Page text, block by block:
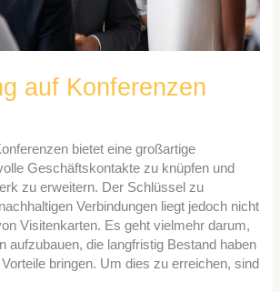
auf Konferenzen
bietet eine großartige
Geschäftskontakte zu knüpfen und
zu erweitern. Der Schlüssel zu
Verbindungen liegt jedoch nicht
Visitenkarten. Es geht vielmehr darum,
aufzubauen, die langfristig Bestand haben
bringen. Um dies zu erreichen, sind